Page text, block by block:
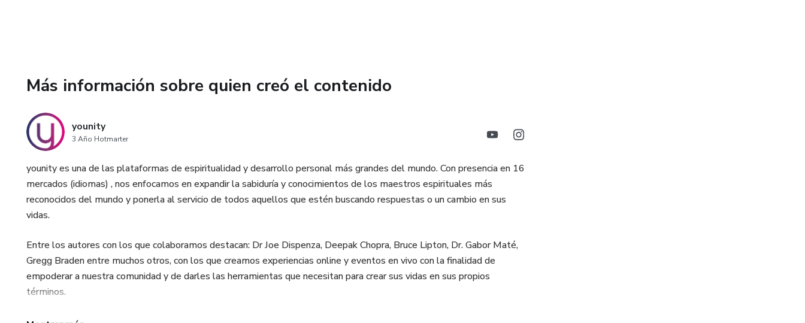
Más información sobre quien creó el contenido
younity
3 Año Hotmarter
younity es una de las plataformas de espiritualidad y desarrollo personal más grandes del mundo. Con presencia en 16
mercados (idiomas) , nos enfocamos en expandir la sabiduría y conocimientos de los maestros espirituales más
reconocidos del mundo y ponerla al servicio de todos aquellos que estén buscando respuestas o un cambio en sus
vidas.
Entre los autores con los que colaboramos destacan: Dr Joe Dispenza, Deepak Chopra, Bruce Lipton, Dr. Gabor Maté,
Gregg Braden entre muchos otros, con los que creamos experiencias online y eventos en vivo con la finalidad de
empoderar a nuestra comunidad y de darles las herramientas que necesitan para crear sus vidas en sus propios
términos.